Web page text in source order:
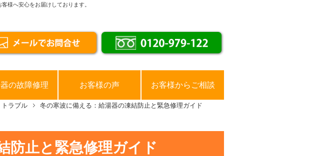
様へ安心をお届けしております。
の故障修理 お客様の声 お客様からご相談
トラブル 冬の寒波に備える：給湯器の凍結防止と緊急修理ガイド
防止と緊急修理ガイド